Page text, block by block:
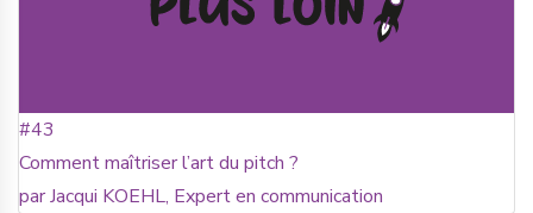
#43
Comment maîtriser l’art du pitch ?
par Jacqui KOEHL, Expert en communication